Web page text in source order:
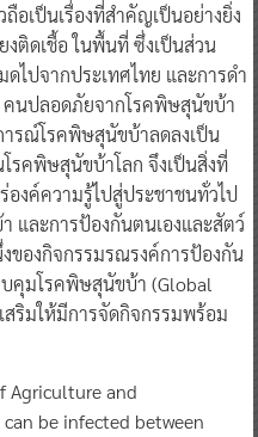
เป็นเรื่องที่สําคัญเป็นอย่างยิ่ง
ติดเชื้อ ในพื้นที่ ซึ่งเป็นส่วน
ไปจากประเทศไทย และการดํา
คนปลอดภัยจากโรคพิษสุนัขบ้า
รณ์โรคพิษสุนัขบ้าลดลงเป็น
รคพิษสุนัขบ้าโลก จึงเป็นสิ่งที่
งค์ความรู้ไปสู่ประชาชนทั่วไป
และการป้องกันตนเองและสัตว์
ของกิจกรรมรณรงค์การป้องกัน
คุมโรคพิษสุนัขบ้า (Global
สริมให้มีการจัดกิจกรรมพร้อม
Agriculture and
be infected between